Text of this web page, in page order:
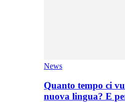
News
Quanto tempo ci
nuova lingua? E